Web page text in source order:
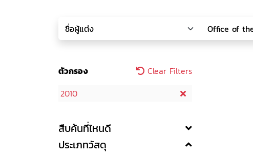
ตัวกรอง
Clear Filters
2010
สืบค้นที่ไหนดี
ประเภทวัสดุ